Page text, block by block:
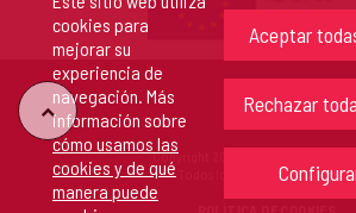
cookies para
mejorar su
experiencia de
navegación. Más
información sobre
cómo usamos las
cookies y de qué
manera puede
Aceptar
Rechazar
nueva.
una
ventana
nueva.
una
ventana
nueva.
"Volver
arriba"
Copyright 2026 - Junta de Castilla y
Todos los derechos reservados.